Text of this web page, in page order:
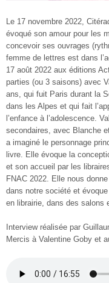
Le 17 novembre 2022,
évoqué son amour pour les
concevoir ses ouvrages
femme de lettres est dans
17 août 2022 aux éditions
parties (ou 3 saisons) avec
ans, qui fuit Paris durant la
dans les Alpes et qui fait
l’enfance à l’adolescence.
secondaires, avec Blanche
a imaginé le personnage
livre. Elle évoque la
et son accueil par les
FNAC 2022. Elle nous
dans notre société et
en librairie, dans des salons
Interview réalisée par
Mercis à Valentine Goby et